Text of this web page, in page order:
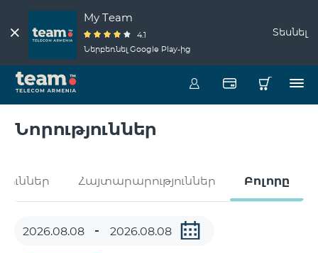
My Team
4.1
Ներբեռնել Google Play-ից
Տեսնել
Նորություններ
Հայտարարություններ Բոլորը